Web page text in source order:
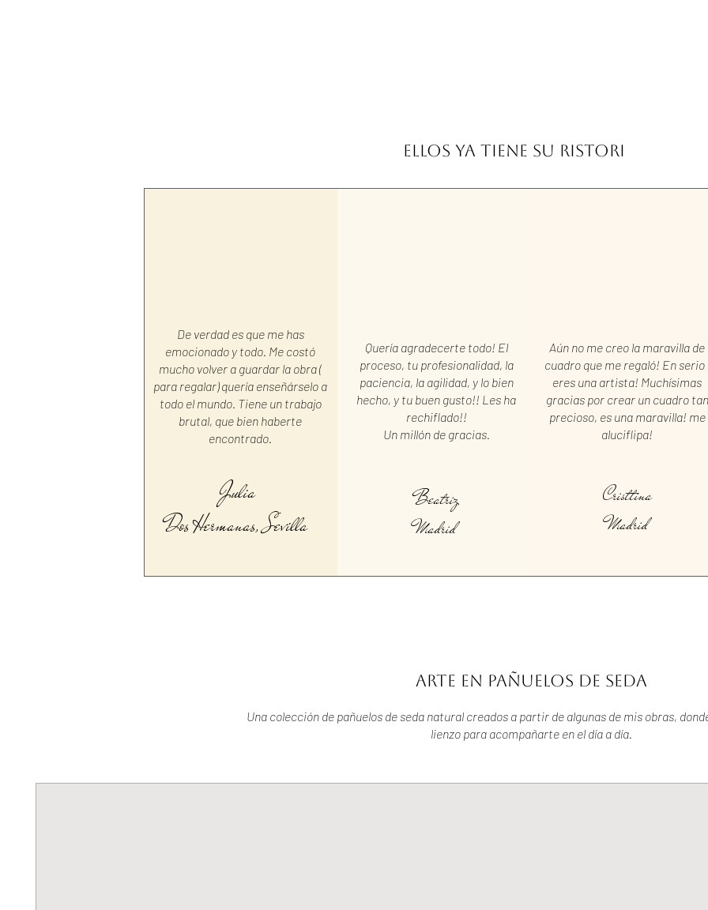
ELLOS YA TIENE SU RISTORI
De verdad es que me has
emocionado y todo. Me costó
mucho volver a guardar la obra (
para regalar) quería enseñárselo a
todo el mundo. Tiene un trabajo
brutal, que bien haberte
encontrado.
Julia
Dos Hermanas, Sevilla
Quería agradecerte todo! El
proceso, tu profesionalidad, la
paciencia, la agilidad, y lo bien
hecho, y tu buen gusto!! Les ha
rechiflado!!
Un millón de gracias.
Beatriz
Madrid
Aún no me creo la maravilla de
cuadro que me regaló! En serio
eres una artista! Muchísimas
gracias por crear un cuadro tan
precioso, es una maravilla! me
aluciflipa!
Cristtina
Madrid
ARTE EN PAÑUELOS DE SEDA
Una colección de pañuelos de seda natural creados a partir de algunas de mis obras,
lienzo para acompañarte en el día a día.